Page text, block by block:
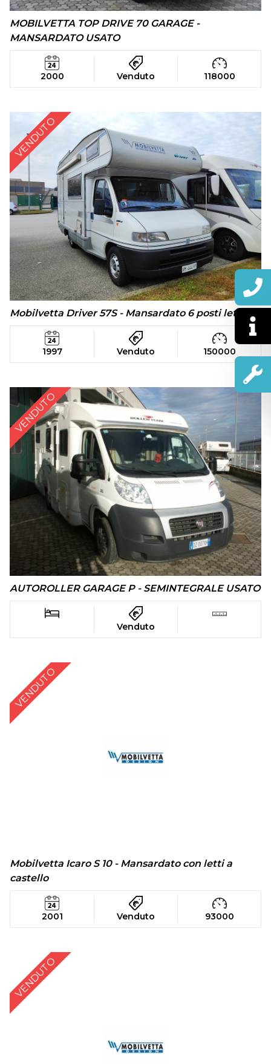
MOBILVETTA TOP DRIVE 70 GARAGE -
MANSARDATO USATO
2000 Venduto 118000
VENDUTO
Mobilvetta Driver 57S - Mansardato 6 posti letto
1997 Venduto 150000
VENDUTO
AUTOROLLER GARAGE P - SEMINTEGRALE USATO
Venduto
VENDUTO
Mobilvetta Icaro S 10 - Mansardato con letti a
castello
2001 Venduto 93000
VENDUTO